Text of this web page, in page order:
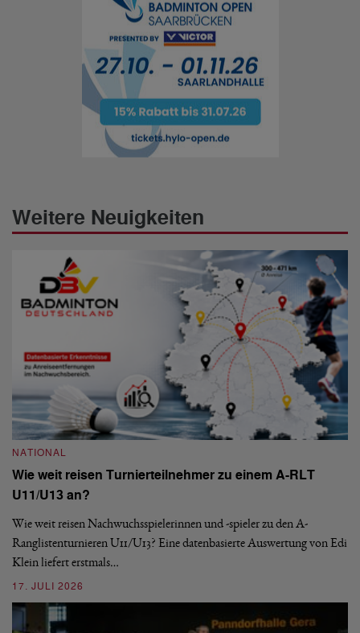
Weitere Neuigkeiten
NATIONAL
Wie weit reisen Turnierteilnehmer zu einem A-RLT
U11/U13 an?
Wie weit reisen Nachwuchsspielerinnen und -spieler zu den A-
Ranglistenturnieren U11/U13? Eine datenbasierte Auswertung von Edi
Klein liefert erstmals…
17. JULI 2026